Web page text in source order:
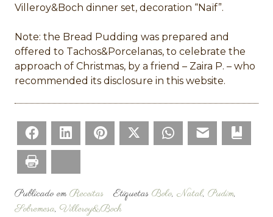
Villeroy&Boch dinner set, decoration “Naïf”.
Note: the Bread Pudding was prepared and
offered to Tachos&Porcelanas, to celebrate the
approach of Christmas, by a friend – Zaira P. – who
recommended its disclosure in this website.
Facebook LinkedIn Pinterest Twitter WhatsApp
Publicado emReceitas Etiquetas Bolo, Natal, Pudim,
Sobremesa, Villeroy&Boch